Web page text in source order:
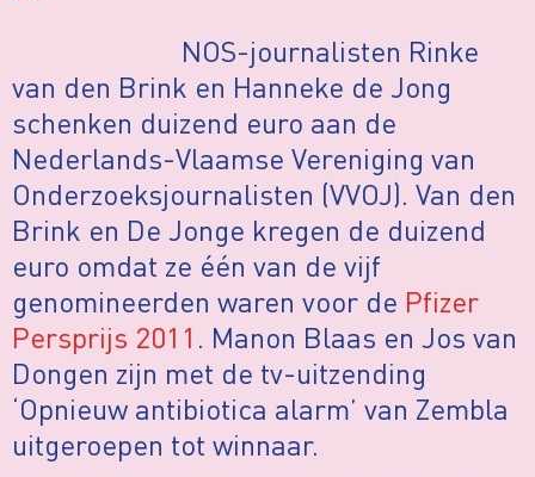
NOS-journalisten Rinke
van den Brink en Hanneke de Jong
schenken duizend euro aan de
Nederlands-Vlaamse Vereniging van
Onderzoeksjournalisten (VVOJ). Van den
Brink en De Jonge kregen de duizend
euro omdat ze één van de vijf
genomineerden waren voor de Pfizer
Persprijs 2011 . Manon Blaas en Jos van
Dongen zijn met de tv-uitzending
‘Opnieuw antibiotica alarm’ van Zembla
uitgeroepen tot winnaar.